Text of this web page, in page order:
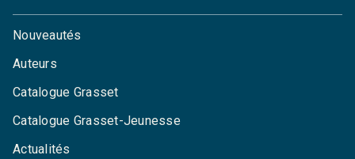
Nouveautés
Auteurs
Catalogue Grasset
Catalogue Grasset-Jeunesse
Actualités